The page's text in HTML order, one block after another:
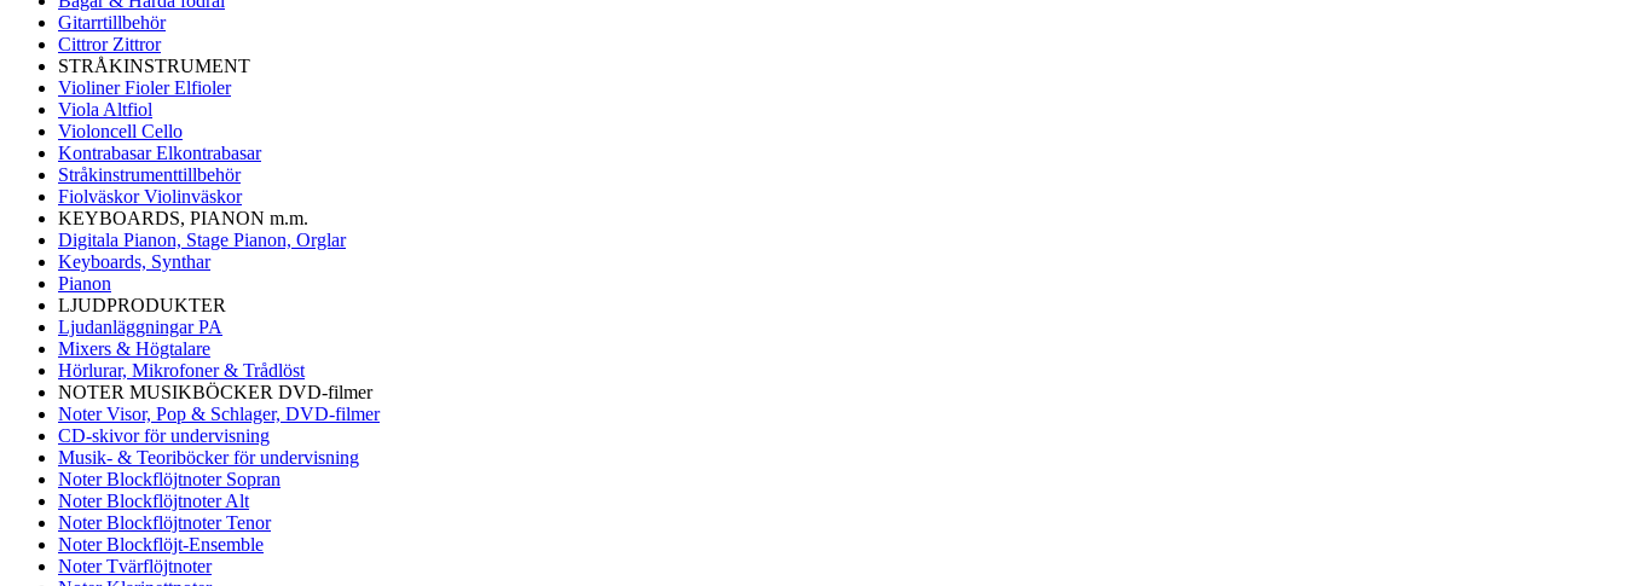
Gitarrtillbehör
Cittror Zittror
STRÅKINSTRUMENT
Violiner Fioler Elfioler
Viola Altfiol
Violoncell Cello
Kontrabasar Elkontrabasar
Stråkinstrumenttillbehör
Fiolväskor Violinväskor
KEYBOARDS, PIANON m.m.
Digitala Pianon, Stage Pianon, Orglar
Keyboards, Synthar
Pianon
LJUDPRODUKTER
Ljudanläggningar PA
Mixers & Högtalare
Hörlurar, Mikrofoner & Trådlöst
NOTER MUSIKBÖCKER DVD-filmer
Noter Visor, Pop & Schlager, DVD-filmer
CD-skivor för undervisning
Musik- & Teoriböcker för undervisning
Noter Blockflöjtnoter Sopran
Noter Blockflöjtnoter Alt
Noter Blockflöjtnoter Tenor
Noter Blockflöjt-Ensemble
Noter Tvärflöjtnoter